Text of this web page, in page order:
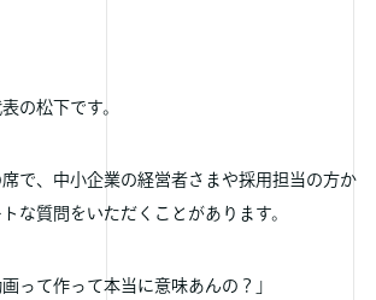
の松下です。
で、中小企業の経営者さまや採用担当の方か
な質問をいただくことがあります。
って作って本当に意味あんの？」